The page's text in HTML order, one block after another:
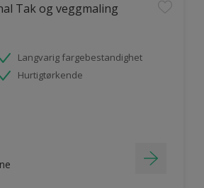
Tak og veggmaling
Langvarig fargebestandighet
Hurtigtørkende